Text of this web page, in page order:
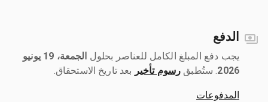
الدفع
يجب دفع المبلغ الكامل للعناصر بحلول ‎
الجمعة، 19 يونيو
2026
رسوم تأخير بعد تاريخ الاستحقاق.
المدفوعات